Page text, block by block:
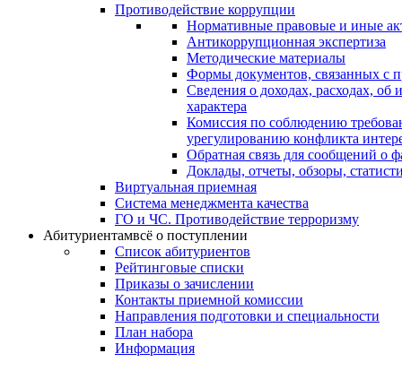
Противодействие коррупции
Нормативные правовые и иные
Антикоррупционная экспертиза
Методические материалы
Формы документов, связанных с
Сведения о доходах, расходах, об
характера
Комиссия по соблюдению
урегулированию конфликта
Обратная связь для сообщений о
Доклады, отчеты, обзоры,
Виртуальная приемная
Система менеджмента качества
ГО и ЧС. Противодействие терроризму
Абитуриентамвсё о поступлении
Список абитуриентов
Рейтинговые списки
Приказы о зачислении
Контакты приемной комиссии
Направления подготовки и специальности
План набора
Информация